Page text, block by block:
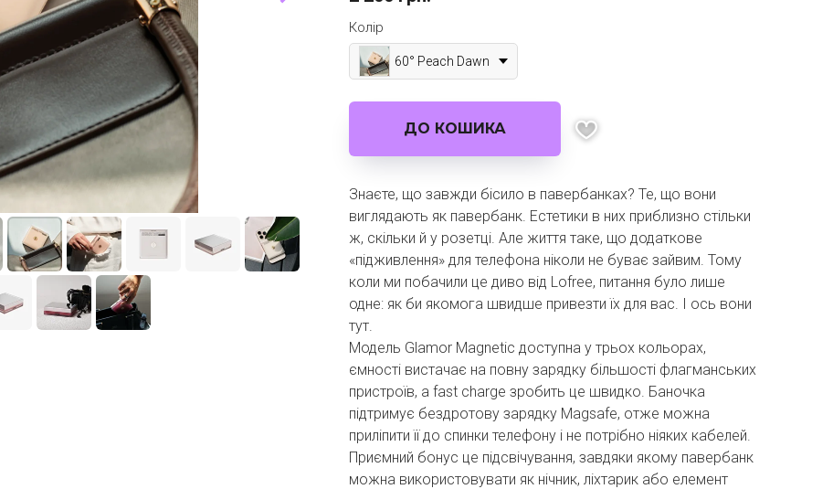
Колір
60° Peach Dawn
ДО КОШИКА
Знаєте, що завжди бісило в павербанках? Те, що вони
виглядають як павербанк. Естетики в них приблизно стільки
ж, скільки й у розетці. Але життя таке, що додаткове
«підживлення» для телефона ніколи не буває зайвим. Тому
коли ми побачили це диво від Lofree, питання було лише
одне: як би якомога швидше привезти їх для вас. І ось вони
тут.
Модель Glamor Magnetic доступна у трьох кольорах,
ємності вистачає на повну зарядку більшості флагманських
пристроїв, а fast charge зробить це швидко. Баночка
підтримує бездротову зарядку Magsafe, отже можна
приліпити її до спинки телефону і не потрібно ніяких кабелей.
Приємний бонус це підсвічування, завдяки якому павербанк
можна використовувати як нічник, ліхтарик або елемент